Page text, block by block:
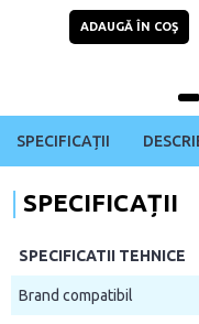
ADAUGĂ ÎN COŞ
SPECIFICAȚII
SPECIFICAȚII
SPECIFICATII TEHNICE
Brand compatibil